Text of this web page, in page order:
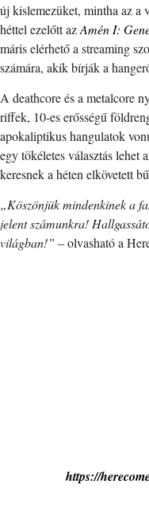
új kislemezüket, mintha az a
héttel ezelőtt azAmén I:
máris elérhető a streaming
számára, akik bírják a
A deathcore és a metalcore
riffek, 10-es erősségű
apokaliptikus hangulatok
egy tökéletes választás lehet
keresnek a héten elkövetett
„Köszönjük mindenkinek a
jelent számunkra!
világban!” – olvasható a
https://